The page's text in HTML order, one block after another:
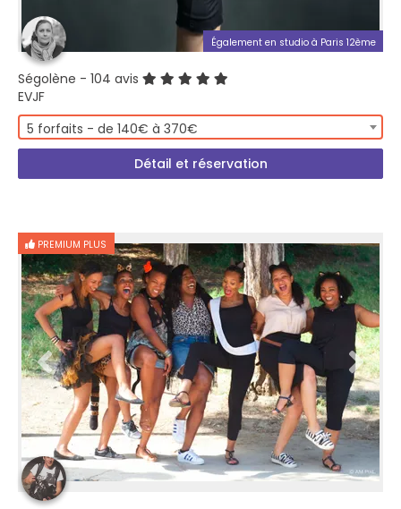
Également en studio à Paris 12ème
Ségolène - 104 avis
EVJF
5 forfaits - de 140€ à 370€
Détail et réservation
PREMIUM PLUS